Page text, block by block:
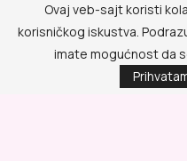
@ RED MEDIA GROUP
Kontakt
Ovaj veb-sajt koristi
korisničkog iskustva.
imate mogućnost da